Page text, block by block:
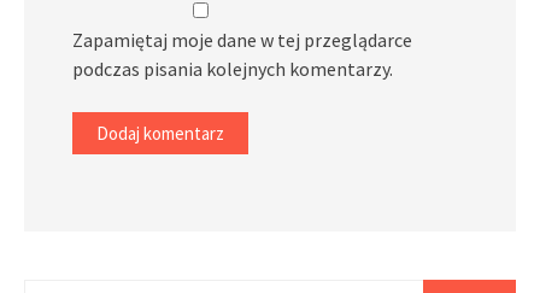
Zapamiętaj moje dane w tej przeglądarce
podczas pisania kolejnych komentarzy.